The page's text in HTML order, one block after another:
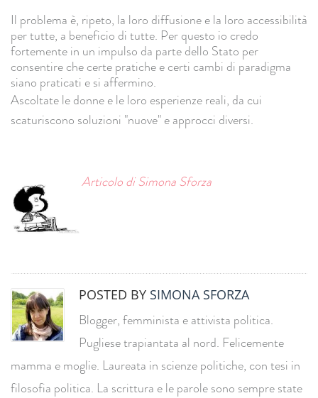
Il problema è, ripeto, la loro diffusione e la loro accessibilità
per tutte, a beneficio di tutte. Per questo io credo
fortemente in un impulso da parte dello Stato per
consentire che certe pratiche e certi cambi di paradigma
siano praticati e si affermino.
Ascoltate le donne e le loro esperienze reali, da cui
scaturiscono soluzioni "nuove" e approcci diversi.
Articolo di Simona Sforza
POSTED BY SIMONA SFORZA
Blogger, femminista e attivista politica.
Pugliese trapiantata al nord. Felicemente
mamma e moglie. Laureata in scienze politiche, con tesi in
filosofia politica. La scrittura e le parole sono sempre state